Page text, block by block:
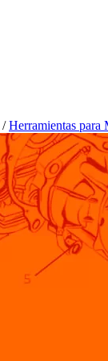
/Herramientas para